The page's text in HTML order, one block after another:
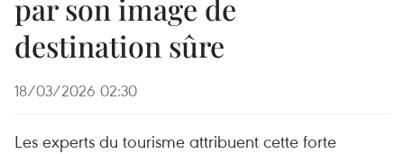
par son image de
destination sûre
18/03/2026 02:30
Les experts du tourisme attribuent cette forte